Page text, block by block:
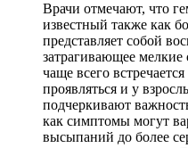
Врачи отмечают, что
известный также как
представляет собой
затрагивающее мелкие
чаще всего
проявляться и у
подчеркивают
как симптомы могут
высыпаний до более